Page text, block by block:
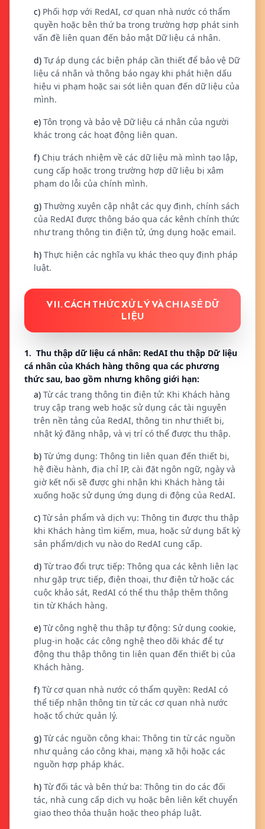
c) Phối hợp với RedAI, cơ quan nhà nước có thẩm
quyền hoặc bên thứ ba trong trường hợp phát sinh
vấn đề liên quan đến bảo mật Dữ liệu cá nhân.
d) Tự áp dụng các biện pháp cần thiết để bảo vệ Dữ
liệu cá nhân và thông báo ngay khi phát hiện dấu
hiệu vi phạm hoặc sai sót liên quan đến dữ liệu của
mình.
e) Tôn trọng và bảo vệ Dữ liệu cá nhân của người
khác trong các hoạt động liên quan.
f) Chịu trách nhiệm về các dữ liệu mà mình tạo lập,
cung cấp hoặc trong trường hợp dữ liệu bị xâm
phạm do lỗi của chính mình.
g) Thường xuyên cập nhật các quy định, chính sách
của RedAI được thông báo qua các kênh chính thức
như trang thông tin điện tử, ứng dụng hoặc email.
h) Thực hiện các nghĩa vụ khác theo quy định pháp
luật.
VII. CÁCH THỨC XỬ LÝ VÀ CHIA SẺ DỮ
LIỆU
1. Thu thập dữ liệu cá nhân: RedAI thu thập Dữ liệu
cá nhân của Khách hàng thông qua các phương
thức sau, bao gồm nhưng không giới hạn:
a) Từ các trang thông tin điện tử: Khi Khách hàng
truy cập trang web hoặc sử dụng các tài nguyên
trên nền tảng của RedAI, thông tin như thiết bị,
nhật ký đăng nhập, và vị trí có thể được thu thập.
b) Từ ứng dụng: Thông tin liên quan đến thiết bị,
hệ điều hành, địa chỉ IP, cài đặt ngôn ngữ, ngày và
giờ kết nối sẽ được ghi nhận khi Khách hàng tải
xuống hoặc sử dụng ứng dụng di động của RedAI.
c) Từ sản phẩm và dịch vụ: Thông tin được thu thập
khi Khách hàng tìm kiếm, mua, hoặc sử dụng bất kỳ
sản phẩm/dịch vụ nào do RedAI cung cấp.
d) Từ trao đổi trực tiếp: Thông qua các kênh liên lạc
như gặp trực tiếp, điện thoại, thư điện tử hoặc các
cuộc khảo sát, RedAI có thể thu thập thêm thông
tin từ Khách hàng.
e) Từ công nghệ thu thập tự động: Sử dụng cookie,
plug-in hoặc các công nghệ theo dõi khác để tự
động thu thập thông tin liên quan đến thiết bị của
Khách hàng.
f) Từ cơ quan nhà nước có thẩm quyền: RedAI có
thể tiếp nhận thông tin từ các cơ quan nhà nước
hoặc tổ chức quản lý.
g) Từ các nguồn công khai: Thông tin từ các nguồn
như quảng cáo công khai, mạng xã hội hoặc các
nguồn hợp pháp khác.
h) Từ đối tác và bên thứ ba: Thông tin do các đối
tác, nhà cung cấp dịch vụ hoặc bên liên kết chuyển
giao theo thỏa thuận hoặc theo pháp luật.